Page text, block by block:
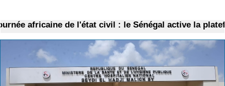
africaine de l'état civil : le Sénégal active la